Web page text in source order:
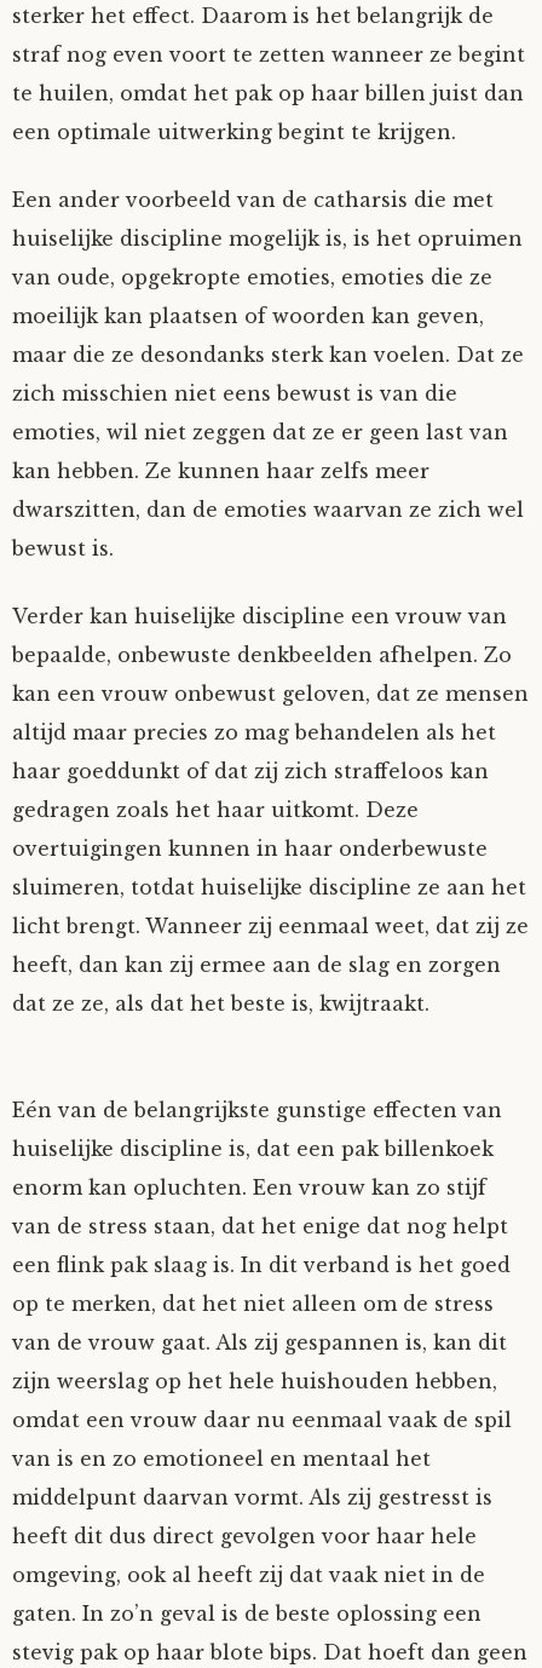
sterker het effect. Daarom is het belangrijk de
straf nog even voort te zetten wanneer ze begint
te huilen, omdat het pak op haar billen juist dan
een optimale uitwerking begint te krijgen.
Een ander voorbeeld van de catharsis die met
huiselijke discipline mogelijk is, is het opruimen
van oude, opgekropte emoties, emoties die ze
moeilijk kan plaatsen of woorden kan geven,
maar die ze desondanks sterk kan voelen. Dat ze
zich misschien niet eens bewust is van die
emoties, wil niet zeggen dat ze er geen last van
kan hebben. Ze kunnen haar zelfs meer
dwarszitten, dan de emoties waarvan ze zich wel
bewust is.
Verder kan huiselijke discipline een vrouw van
bepaalde, onbewuste denkbeelden afhelpen. Zo
kan een vrouw onbewust geloven, dat ze mensen
altijd maar precies zo mag behandelen als het
haar goeddunkt of dat zij zich straffeloos kan
gedragen zoals het haar uitkomt. Deze
overtuigingen kunnen in haar onderbewuste
sluimeren, totdat huiselijke discipline ze aan het
licht brengt. Wanneer zij eenmaal weet, dat zij ze
heeft, dan kan zij ermee aan de slag en zorgen
dat ze ze, als dat het beste is, kwijtraakt.
Eén van de belangrijkste gunstige effecten van
huiselijke discipline is, dat een pak billenkoek
enorm kan opluchten. Een vrouw kan zo stijf
van de stress staan, dat het enige dat nog helpt
een flink pak slaag is. In dit verband is het goed
op te merken, dat het niet alleen om de stress
van de vrouw gaat. Als zij gespannen is, kan dit
zijn weerslag op het hele huishouden hebben,
omdat een vrouw daar nu eenmaal vaak de spil
van is en zo emotioneel en mentaal het
middelpunt daarvan vormt. Als zij gestresst is
heeft dit dus direct gevolgen voor haar hele
omgeving, ook al heeft zij dat vaak niet in de
gaten. In zo’n geval is de beste oplossing een
stevig pak op haar blote bips. Dat hoeft dan geen